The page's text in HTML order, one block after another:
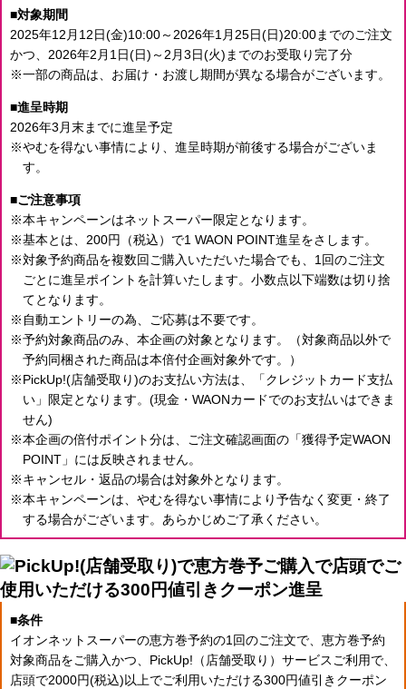
対象期間
2025年12月12日(金)10:00～2026年1月25日(日)20:00までのご注文
かつ、 2026年2月1日(日)～2月3日(火)までのお受取り完了分
一部の商品は、お届け・お渡し期間が異なる場合がございます。
進呈時期
2026年3月末までに進呈予定
やむを得ない事情により、進呈時期が前後する場合がございま
す。
ご注意事項
本キャンペーンはネットスーパー限定となります。
基本とは、200円（税込）で1 WAON POINT進呈をさします。
対象予約商品を複数回ご購入いただいた場合でも、1回のご注文
ごとに進呈ポイントを計算いたします。小数点以下端数は切り捨
てとなります。
自動エントリーの為、ご応募は不要です。
予約対象商品のみ、本企画の対象となります。（対象商品以外で
予約同梱された商品は本倍付企画対象外です。）
PickUp!(店舗受取り)のお支払い方法は、「クレジットカード支払
い」限定となります。(現金・WAONカードでのお支払いはできま
せん)
本企画の倍付ポイント分は、ご注文確認画面の「獲得予定WAON
POINT」には反映されません。
キャンセル・返品の場合は対象外となります。
本キャンペーンは、やむを得ない事情により予告なく変更・終了
する場合がございます。あらかじめご了承ください。
条件
イオンネットスーパーの恵方巻予約の1回のご注文で、 恵方巻予約
対象商品をご購入かつ、PickUp!（店舗受取り）サービスご利用で、
店頭で2000円(税込)以上でご利用いただける300円値引きクーポン